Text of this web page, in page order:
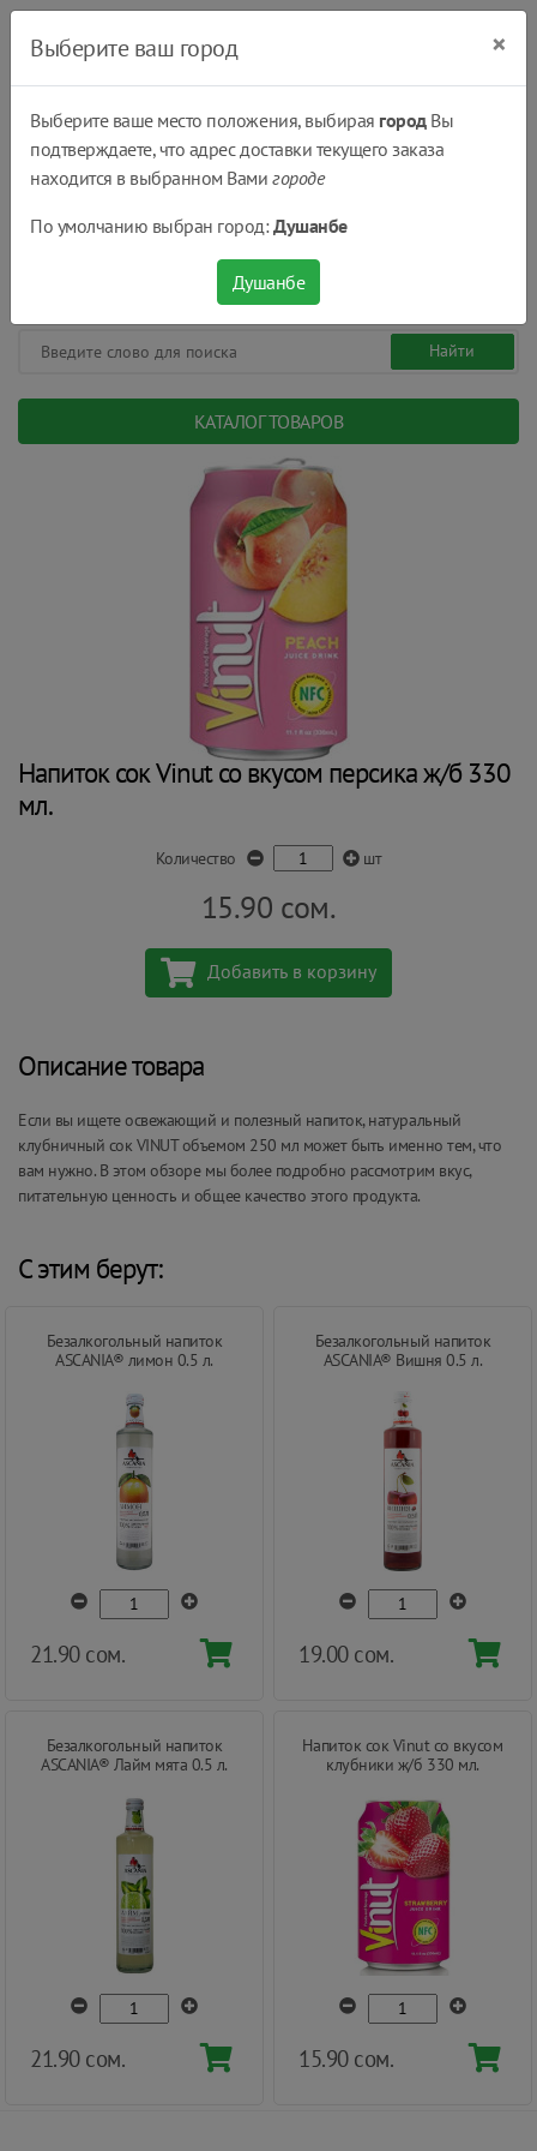
КАТАЛОГ ТОВАРОВ
Напиток сок Vinut со вкусом персика ж/б 330
мл.
Количество шт
15.90 сом.
Добавить в корзину
Описание товара
Если вы ищете освежающий и полезный напиток, натуральный
клубничный сок VINUT объемом 250 мл может быть именно тем, что
вам нужно. В этом обзоре мы более подробно рассмотрим вкус,
питательную ценность и общее качество этого продукта.
С этим берут:
Безалкогольный напиток
ASCANIA® лимон 0.5 л.
21.90 сом.
Безалкогольный напиток
ASCANIA® Вишня 0.5 л.
19.00 сом.
Безалкогольный напиток
ASCANIA® Лайм мята 0.5 л.
21.90 сом.
Напиток сок Vinut со вкусом
клубники ж/б 330 мл.
15.90 сом.
Выберите ваш город ×
Выберите ваше место положения, выбирая городВы
подтверждаете, что адрес доставки текущего заказа
находится в выбранном Вамигороде
По умолчанию выбран город:Душанбе
Душанбе